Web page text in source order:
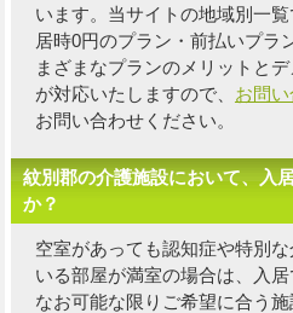
います。当サイトの地域別一
居時0円のプラン・前払いプラ
まざまなプランのメリットと
が対応いたしますので、 お問
お問い合わせください。
紋別郡の介護施設において、入
か？
空室があっても認知症や特別
いる部屋が満室の場合は、入居
なお可能な限り ご希望に合う